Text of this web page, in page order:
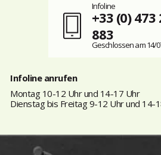
Infoline
+33 (0) 473
883
Geschlossen am 14/
Infoline anrufen
Montag 10-12 Uhr und 14-17 Uhr
Dienstag bis Freitag 9-12 Uhr und 14-